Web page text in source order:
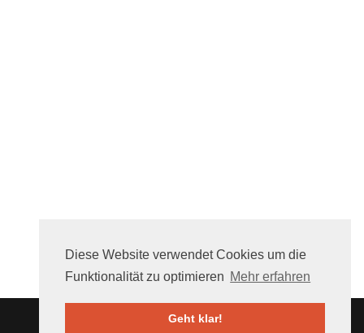
Diese Website verwendet Cookies um die
Funktionalität zu optimieren Mehr erfahren
Geht klar!